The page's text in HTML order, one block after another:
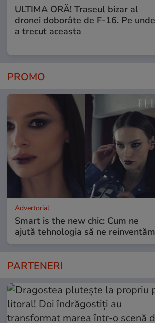
ULTIMA ORĂ! Traseul bizar al
dronei doborâte de F-16. Pe unde
a trecut aceasta
PROMO
Advertorial
Smart is the new chic: Cum ne
ajută tehnologia să ne reinventăm
PARTENERI